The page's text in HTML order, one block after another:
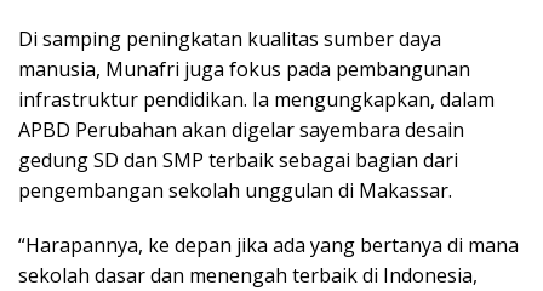
Di samping peningkatan kualitas sumber daya
manusia, Munafri juga fokus pada pembangunan
infrastruktur pendidikan. Ia mengungkapkan, dalam
APBD Perubahan akan digelar sayembara desain
gedung SD dan SMP terbaik sebagai bagian dari
pengembangan sekolah unggulan di Makassar.
“Harapannya, ke depan jika ada yang bertanya di mana
sekolah dasar dan menengah terbaik di Indonesia,